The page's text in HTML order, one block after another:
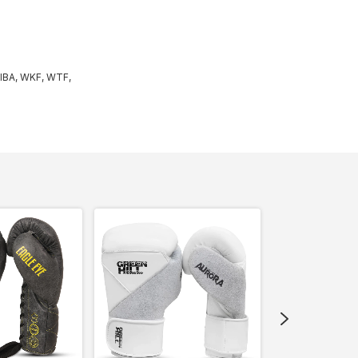
WKF, WTF,